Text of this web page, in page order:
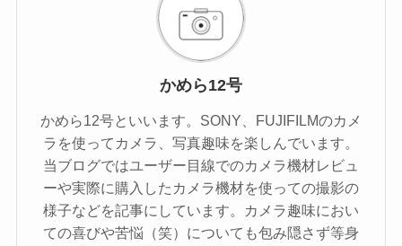
かめら12号
かめら12号といいます。SONY、FUJIFILMのカメ
ラを使ってカメラ、写真趣味を楽しんでいます。
当ブログではユーザー目線でのカメラ機材レビュ
ーや実際に購入したカメラ機材を使っての撮影の
様子などを記事にしています。カメラ趣味におい
ての喜びや苦悩（笑）についても包み隠さず等身